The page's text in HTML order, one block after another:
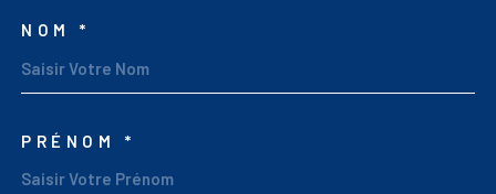
NOM *
PRÉNOM *